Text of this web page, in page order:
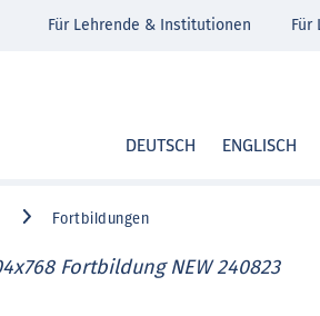
DEUTSCH ENGLISCH
Für Lehrende & Institutionen Für
Fortbildungen